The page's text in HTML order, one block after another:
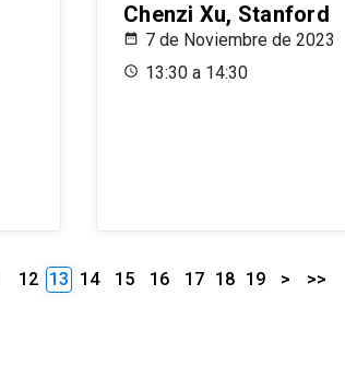
Chenzi Xu, Stanford
7 de Noviembre de 2023
13:30 a 14:30
12 13 14 15 16 17 18 19 > >>